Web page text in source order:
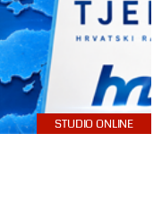
STUDIO ONLINE